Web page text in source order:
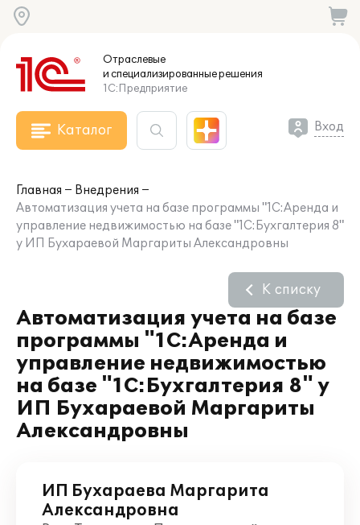
Отраслевые
и специализированныерешения
1С:Предприятие
Каталог Вход
Главная
Внедрения
Автоматизация учета на базе программы "1С:Аренда и
управление недвижимостью на базе "1С:Бухгалтерия 8"
у ИП Бухараевой Маргариты Александровны
Автоматизация учета на базе
программы "1С:Аренда и
управление недвижимостью
на базе "1С:Бухгалтерия 8" у
ИП Бухараевой Маргариты
Александровны
К списку
ИП Бухараева Маргарита
Александровна